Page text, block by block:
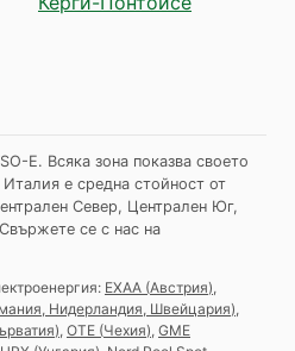
E. Всяка зона показва своето
е средна стойност от
Север, Централен Юг,
Свържете се с нас на
EXAA (Австрия)
Нидерландия, Швейцария)
) OTE (Чехия) GME